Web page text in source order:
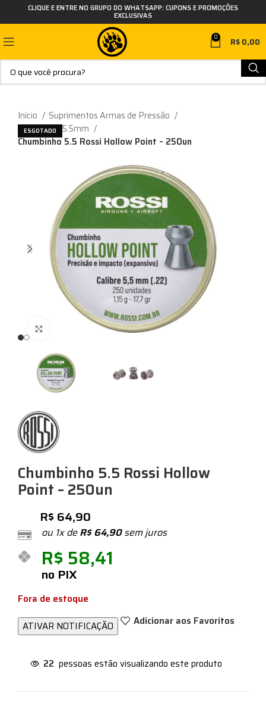
CLIQUE E ENTRE NO GRUPO DO WHATSAPP: CUPONS E PROMOÇÕES
EXCLUSIVAS
0 R$0,00
Início
Suprimentos Armas de Pressão
Chumbinho 5.5mm
Chumbinho 5.5 Rossi Hollow Point – 250un
ESGOTADO
Chumbinho 5.5 Rossi Hollow
Point – 250un
R$ 64,90
ou 1x deR$64,90sem juros
R$ 58,41
no PIX
Fora de estoque
Adicionar aos Favoritos
22 pessoas estão visualizando este produto